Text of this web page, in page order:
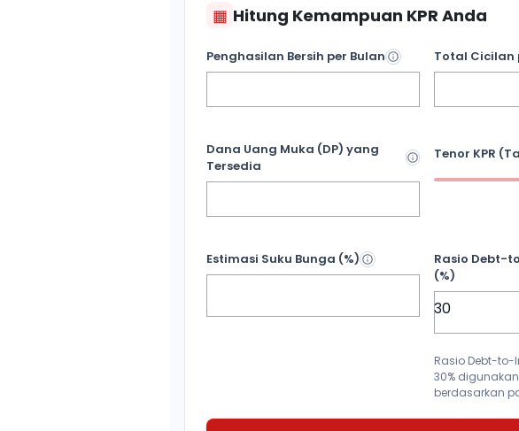
▦ Hitung Kemampuan KPR Anda
Penghasilan Bersih per Bulan Total Cicilan
Dana Uang Muka (DP) yang
Tersedia
Tenor KPR
Estimasi Suku Bunga (%)
Rasio Debt-
(%)
Rasio Debt-to-
30%
berdasarkan